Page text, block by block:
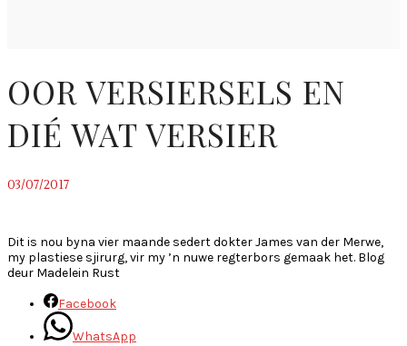
OOR VERSIERSELS EN
DIÉ WAT VERSIER
03/07/2017
Dit is nou byna vier maande sedert dokter James van der Merwe,
my plastiese sjirurg, vir my ’n nuwe regterbors gemaak het. Blog
deur Madelein Rust
Facebook
WhatsApp